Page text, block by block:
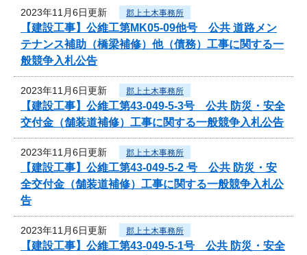
2023年11月6日更新 郡上土木事務所
【建設工事】公維工第MK05-09他号 公共 道路メン
テナンス補助（橋梁補修）他（債務）工事に関する一
般競争入札公告
2023年11月6日更新 郡上土木事務所
【建設工事】公維工第43-049-5-3号 公共 防災・安全
交付金（舗装道補修）工事に関する一般競争入札公告
2023年11月6日更新 郡上土木事務所
【建設工事】公維工第43-049-5-2 号 公共 防災・安
全交付金（舗装道補修）工事に関する一般競争入札公
告
2023年11月6日更新 郡上土木事務所
【建設工事】公維工第43-049-5-1号 公共 防災・安全